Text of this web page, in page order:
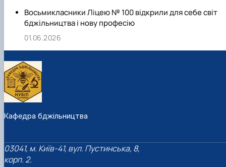
Восьмикласники Ліцею № 100 відкрили для себе світ
бджільництва і нову професію
01.06.2026
Кафедра бджільництва
03041, м. Київ-41, вул. Пустинська, 8,
корп. 2.